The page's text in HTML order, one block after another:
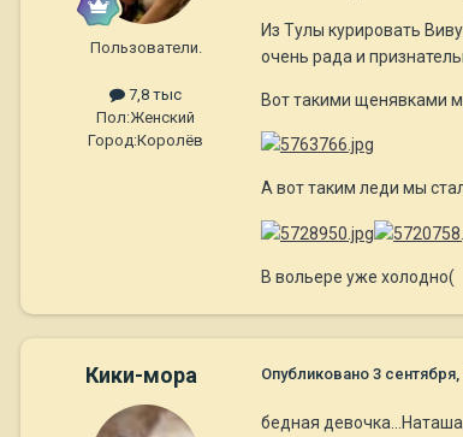
Пользователи.
7,8 тыс
Пол:Женский
Город:Королёв
Из Тулы курировать
очень рада и
Вот такими щенявками
А вот таким леди мы
В вольере уже холодно(
Кики-мора Опубликовано 3 сентября,
бедная